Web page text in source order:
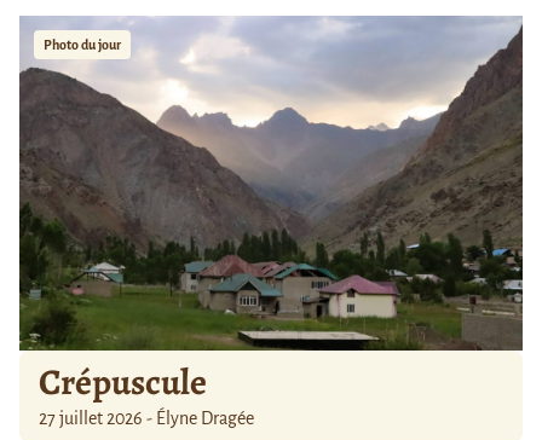
Photo du jour
Crépuscule
27 juillet 2026 - Élyne Dragée